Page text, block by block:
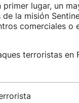
lugar, un
la misión
comerciales o
terroristas en